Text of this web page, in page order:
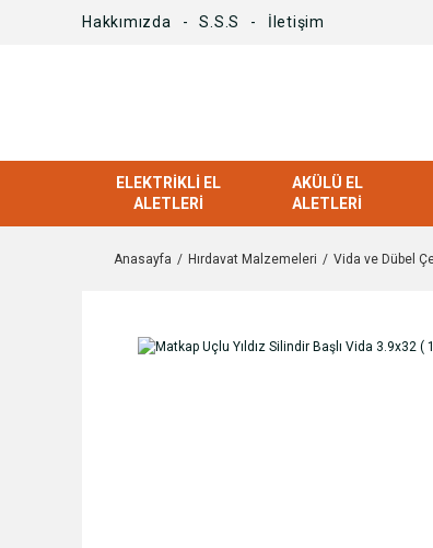
Hakkımızda S.S.S İletişim
ELEKTRIKLI EL
ALETLERI
AKÜLÜ EL
ALETLERI
Anasayfa Hırdavat Malzemeleri Vida ve Dübel